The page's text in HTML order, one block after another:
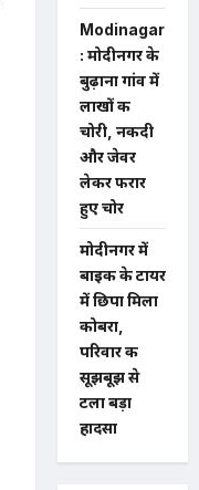
Modinagar
: मोदीनगर के
बुढ़ाना गांव में
लाखों की
चोरी, नकदी
और जेवर
लेकर फरार
हुए चोर
मोदीनगर में
बाइक के टायर
में छिपा मिला
कोबरा,
परिवार की
सूझबूझ से
टला बड़ा
हादसा